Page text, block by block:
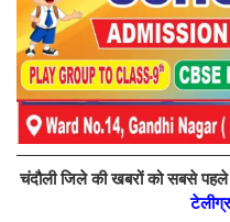
चंदौली जिले की खबरों को सबसे